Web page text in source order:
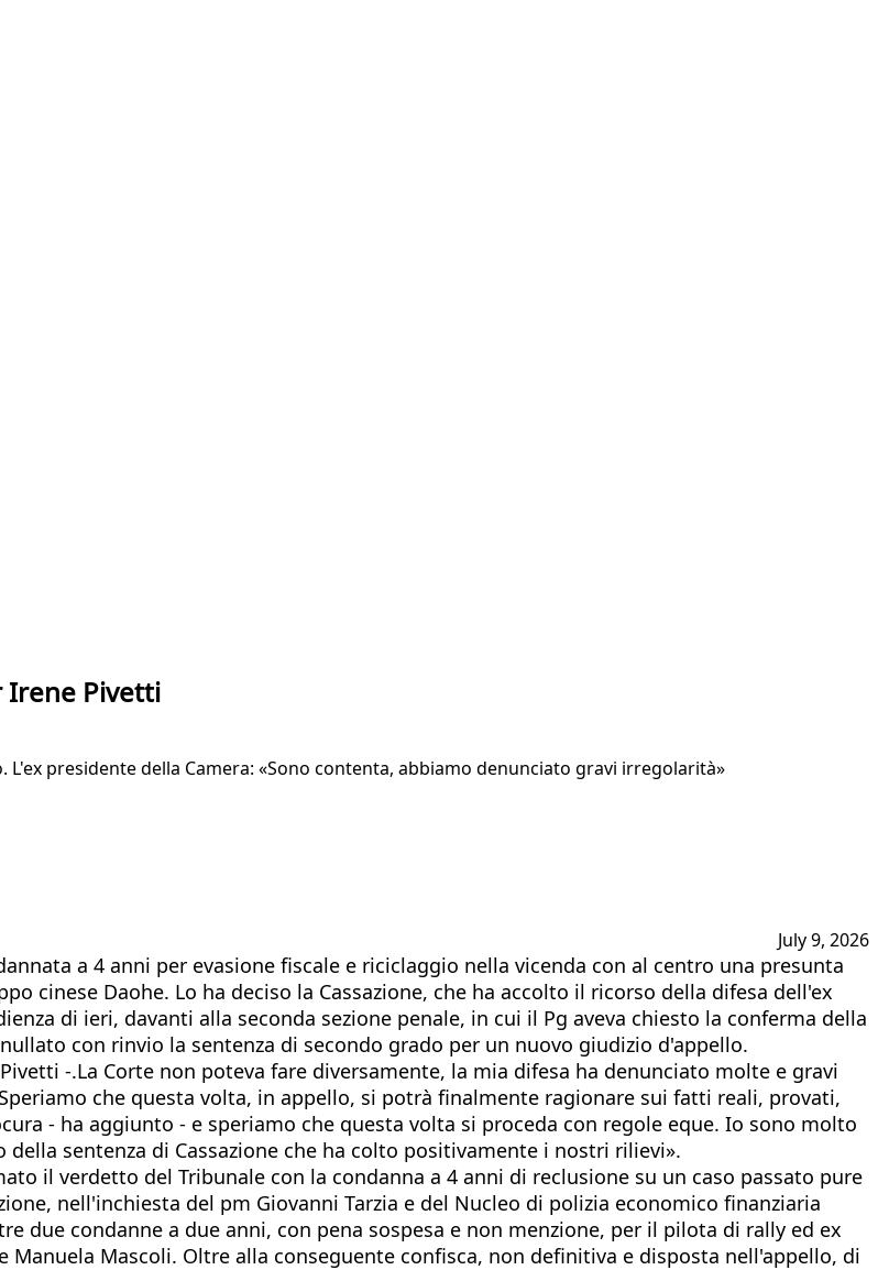
Irene Pivetti
presidente della Camera: «Sono contenta, abbiamo denunciato gravi irregolarità»
July 9, 2026
a 4 anni per evasione fiscale e riciclaggio nella vicenda con al centro una presunta
cinese Daohe. Lo ha deciso la Cassazione, che ha accolto il ricorso della difesa dell'ex
di ieri, davanti alla seconda sezione penale, in cui il Pg aveva chiesto la conferma della
con rinvio la sentenza di secondo grado per un nuovo giudizio d'appello.
-.La Corte non poteva fare diversamente, la mia difesa ha denunciato molte e gravi
che questa volta, in appello, si potrà finalmente ragionare sui fatti reali, provati,
- ha aggiunto - e speriamo che questa volta si proceda con regole eque. Io sono molto
sentenza di Cassazione che ha colto positivamente i nostri rilievi».
il verdetto del Tribunale con la condanna a 4 anni di reclusione su un caso passato pure
nell'inchiesta del pm Giovanni Tarzia e del Nucleo di polizia economico finanziaria
due condanne a due anni, con pena sospesa e non menzione, per il pilota di rally ed ex
Mascoli. Oltre alla conseguente confisca, non definitiva e disposta nell'appello, di